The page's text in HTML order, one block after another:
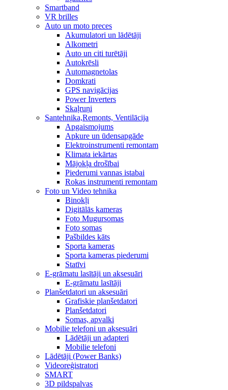
Smartband
VR brilles
Auto un moto preces
Akumulatori un lādētāji
Alkometri
Auto un citi turētāji
Autokrēsli
Automagnetolas
Domkrati
GPS navigācijas
Power Inverters
Skaļruņi
Santehnika,Remonts, Ventilācija
Apgaismojums
Apkure un ūdensapgāde
Elektroinstrumenti remontam
Klimata iekārtas
Mājokļa drošībai
Piederumi vannas istabai
Rokas instrumenti remontam
Foto un Video tehnika
Binokļi
Digitālās kameras
Foto Mugursomas
Foto somas
Pašbildes kāts
Sporta kameras
Sporta kameras piederumi
Statīvi
E-grāmatu lasītāji un aksesuāri
E-grāmatu lasītāji
Planšetdatori un aksesuāri
Grafiskie planšetdatori
Planšetdatori
Somas, apvalki
Mobilie telefoni un aksesuāri
Lādētāji un adapteri
Mobilie telefoni
Lādētāji (Power Banks)
Videoreģistratori
SMART
3D pildspalvas